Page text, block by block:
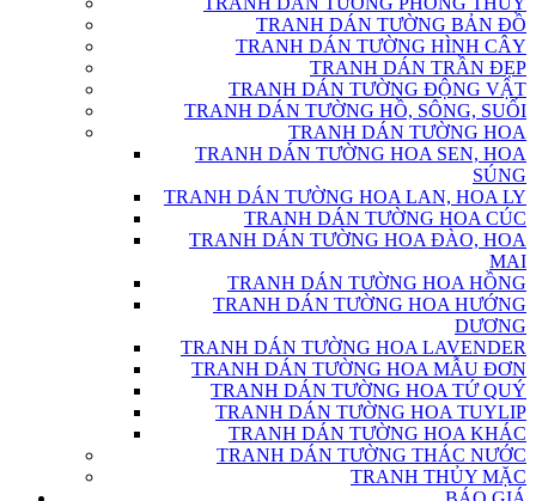
TRANH DÁN TƯỜNG BẢN ĐỒ
TRANH DÁN TƯỜNG HÌNH CÂY
TRANH DÁN TRẦN ĐẸP
TRANH DÁN TƯỜNG ĐỘNG VẬT
TRANH DÁN TƯỜNG HỒ, SÔNG, SUỐI
TRANH DÁN TƯỜNG HOA
TRANH DÁN TƯỜNG HOA SEN, HOA
SÚNG
TRANH DÁN TƯỜNG HOA LAN, HOA LY
TRANH DÁN TƯỜNG HOA CÚC
TRANH DÁN TƯỜNG HOA ĐÀO, HOA
MAI
TRANH DÁN TƯỜNG HOA HỒNG
TRANH DÁN TƯỜNG HOA HƯỚNG
DƯƠNG
TRANH DÁN TƯỜNG HOA LAVENDER
TRANH DÁN TƯỜNG HOA MẪU ĐƠN
TRANH DÁN TƯỜNG HOA TỨ QUÝ
TRANH DÁN TƯỜNG HOA TUYLIP
TRANH DÁN TƯỜNG HOA KHÁC
TRANH DÁN TƯỜNG THÁC NƯỚC
TRANH THỦY MẶC